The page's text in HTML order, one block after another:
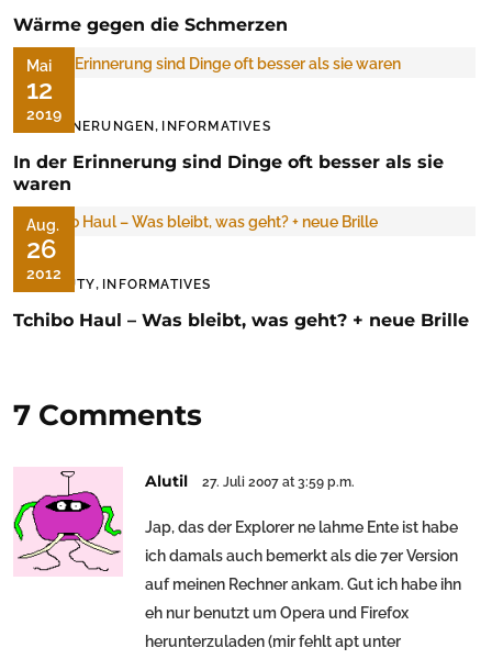
Wärme gegen die Schmerzen
Mai
12
2019
ERINNERUNGEN, INFORMATIVES
In der Erinnerung sind Dinge oft besser als sie
waren
Aug.
26
2012
BEAUTY, INFORMATIVES
Tchibo Haul – Was bleibt, was geht? + neue Brille
7 Comments
Alutil 27. Juli 2007 at 3:59 p.m.
Jap, das der Explorer ne lahme Ente ist habe
ich damals auch bemerkt als die 7er Version
auf meinen Rechner ankam. Gut ich habe ihn
eh nur benutzt um Opera und Firefox
herunterzuladen (mir fehlt apt unter